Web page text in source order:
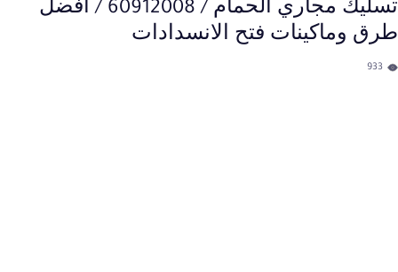
تسليك مجاري الحمام / 60912008 / افضل
طرق وماكينات فتح الانسدادات
933